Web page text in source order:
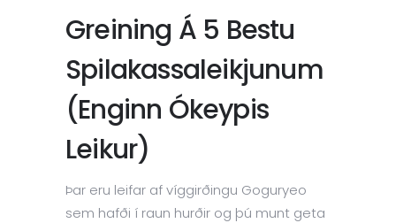
Greining Á 5 Bestu
Spilakassaleikjunum
(Enginn Ókeypis
Leikur)
Þar eru leifar af víggirðingu Goguryeo
sem hafði í raun hurðir og þú munt geta